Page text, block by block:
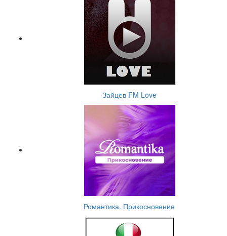
Зайцев FM Love
Романтика. Прикосновение